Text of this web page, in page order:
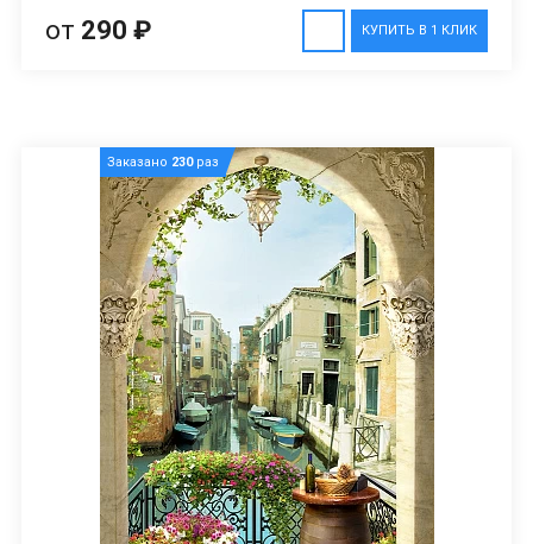
КУПИТЬ В 1 КЛИК
от 290 ₽
Заказано 230раз